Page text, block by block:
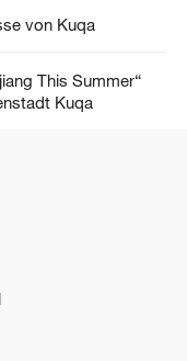
von Kuqa
This Summer“
Kuqa